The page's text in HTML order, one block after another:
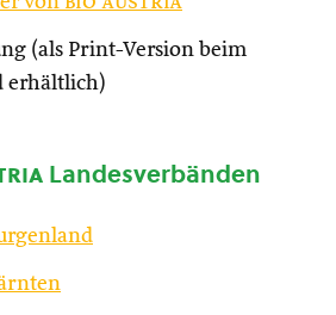
(als Print-Version beim
erhältlich)
Landesverbänden